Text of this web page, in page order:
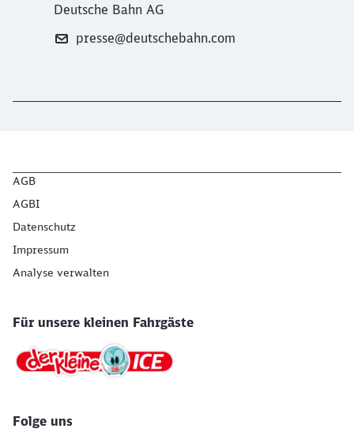
Deutsche Bahn AG
presse@deutschebahn.com
AGB
AGBI
Datenschutz
Impressum
Analyse verwalten
Für unsere kleinen Fahrgäste
Folge uns